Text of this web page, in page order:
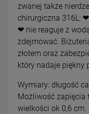
zwanej także
chirurgiczna 316L:
❤ nie reaguje z
zdejmować.
złotem oraz
który nadaje piękny
Wymiary: długość
Możliwość zapięcia
wielkości ok 0,6 cm.